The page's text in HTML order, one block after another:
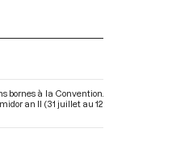
bornes à la Convention.
an II (31 juillet au 12